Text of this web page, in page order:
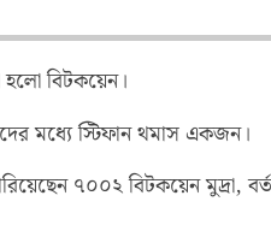
হলো বিটকয়েন।
মধ্যে স্টিফান থমাস একজন।
৭০০২ বিটকয়েন মুদ্রা,